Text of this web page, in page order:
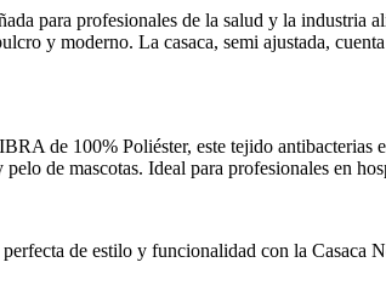
para profesionales de la salud y la industria
y moderno. La casaca, semi ajustada,
de 100% Poliéster, este tejido antibacterias
pelo de mascotas. Ideal para profesionales en
de estilo y funcionalidad con la Casaca